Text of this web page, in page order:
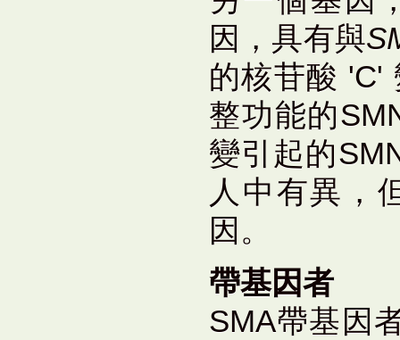
因，具有與
的核苷酸 'C'
整功能的
變引起的
人中有異，
因。
帶基因者
SMA帶基因